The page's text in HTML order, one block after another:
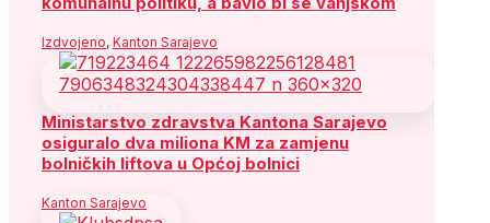
Izdvojeno, Kanton Sarajevo
Ministarstvo zdravstva Kantona Sarajevo
osiguralo dva miliona KM za zamjenu
bolničkih liftova u Općoj bolnici
Kanton Sarajevo